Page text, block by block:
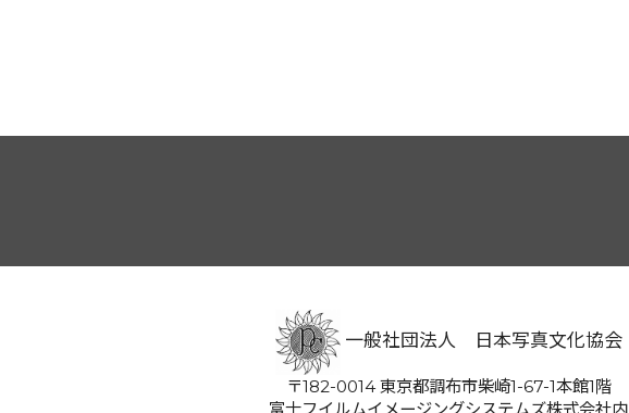
一般社団法人 日本写真文化協会
〒182-0014 東京都調布市柴崎1-67-1本館1階